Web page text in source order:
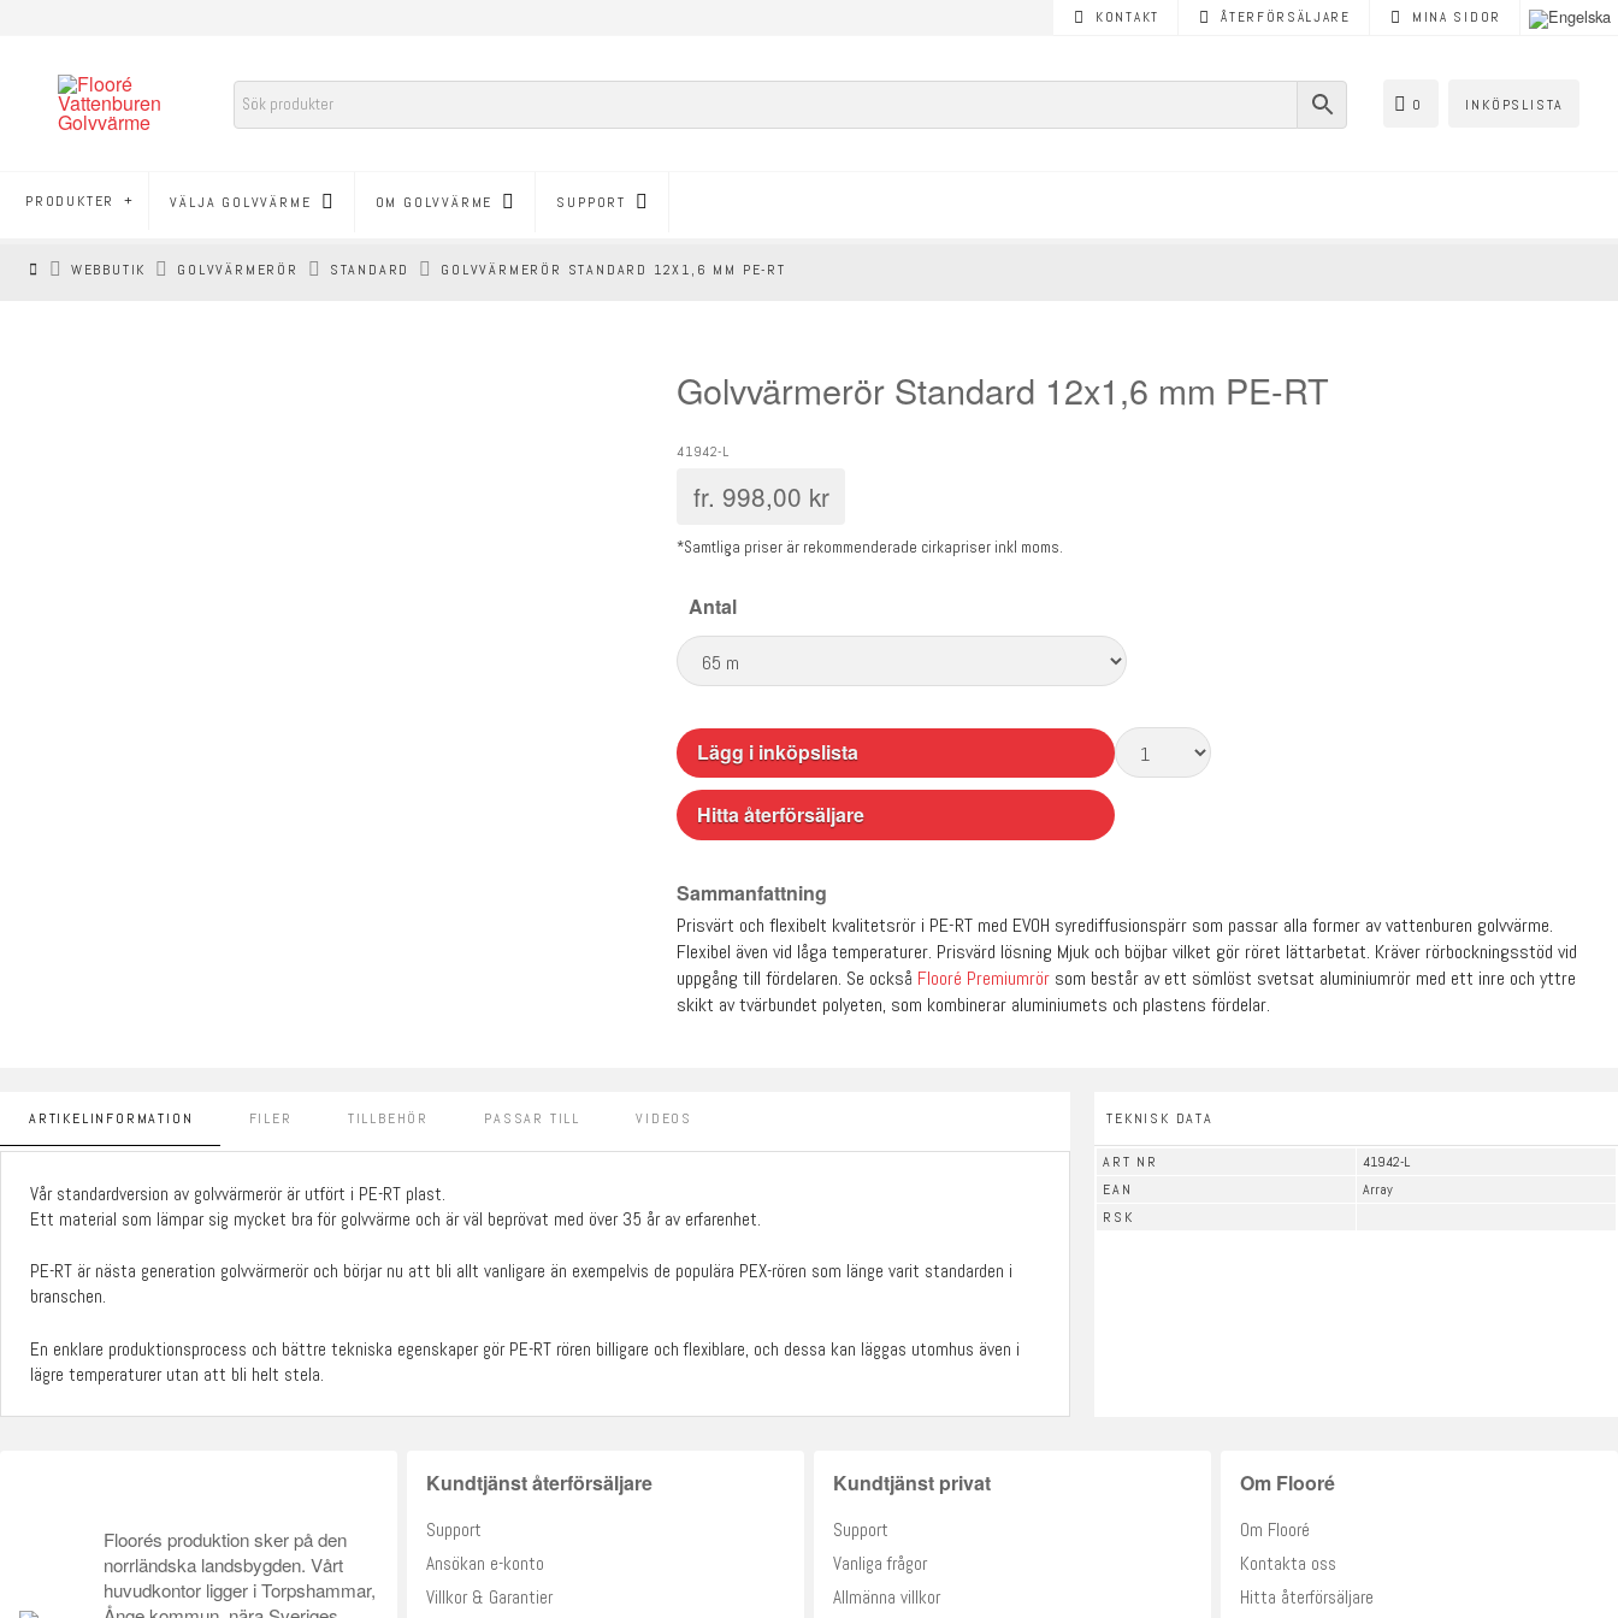
KONTAKT ÅTERFÖRSÄLJARE MINA SIDOR
0 INKÖPSLISTA
PRODUKTER VÄLJA GOLVVÄRME OM GOLVVÄRME SUPPORT
HEM WEBBUTIK GOLVVÄRMERÖR STANDARD GOLVVÄRMERÖR STANDARD 12X1,6 MM PE-RT
Golvvärmerör Standard 12x1,6 mm PE-RT
41942-L
fr. 998,00 kr
*Samtliga priser är rekommenderade cirkapriser inkl moms.
Antal
Lägg i inköpslista
Hitta återförsäljare
Sammanfattning
Prisvärt och flexibelt kvalitetsrör i PE-RT med EVOH syrediffusionspärr som passar alla former av vattenburen golvvärme.
Flexibel även vid låga temperaturer. Prisvärd lösning Mjuk och böjbar vilket gör röret lättarbetat. Kräver rörbockningsstöd vid
uppgång till fördelaren. Se också Flooré Premiumrör som består av ett sömlöst svetsat aluminiumrör med ett inre och yttre
skikt av tvärbundet polyeten, som kombinerar aluminiumets och plastens fördelar.
ARTIKELINFORMATION FILER TILLBEHÖR PASSAR TILL VIDEOS
Vår standardversion av golvvärmerör är utfört i PE-RT plast.
Ett material som lämpar sig mycket bra för golvvärme och är väl beprövat med över 35 år av erfarenhet.
PE-RT är nästa generation golvvärmerör och börjar nu att bli allt vanligare än exempelvis de populära PEX-rören som länge varit standarden i
branschen.
En enklare produktionsprocess och bättre tekniska egenskaper gör PE-RT rören billigare och flexiblare, och dessa kan läggas utomhus även i
lägre temperaturer utan att bli helt stela.
TEKNISK DATA
ART NR
41942-L
EAN
Array
RSK
Floorés produktion sker på den
norrländska landsbygden. Vårt
huvudkontor ligger i Torpshammar,
Kundtjänst återförsäljare
Support
Ansökan e-konto
Villkor & Garantier
Kundtjänst privat
Support
Vanliga frågor
Allmänna villkor
Om Flooré
Om Flooré
Kontakta oss
Hitta återförsäljare